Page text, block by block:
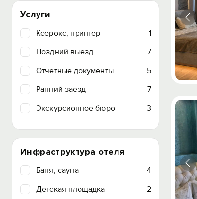
Услуги
Ксерокс, принтер
1
Поздний выезд
7
Отчетные документы
5
Ранний заезд
7
Экскурсионное бюро
3
Инфраструктура отеля
Баня, сауна
4
Детская площадка
2